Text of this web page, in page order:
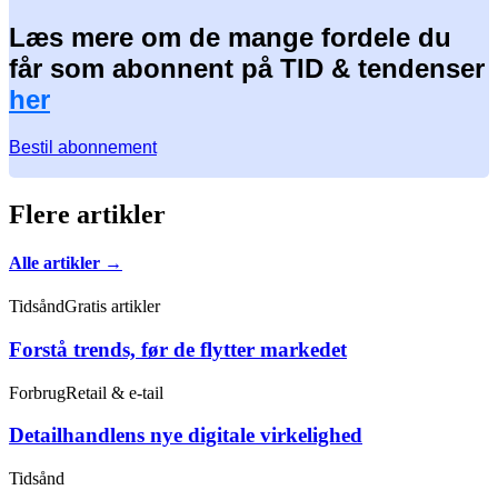
Læs mere om de mange fordele du
får som abonnent på TID & tendenser
her
Bestil abonnement
Flere artikler
Alle artikler →
TidsåndGratis artikler
Forstå trends, før de flytter markedet
ForbrugRetail & e-tail
Detailhandlens nye digitale virkelighed
Tidsånd